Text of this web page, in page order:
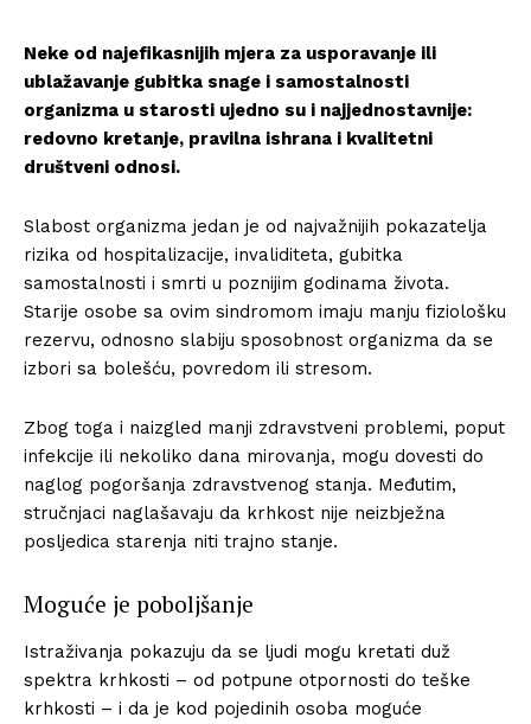
Neke od najefikasnijih mjera za usporavanje ili
ublažavanje gubitka snage i samostalnosti
organizma u starosti ujedno su i najjednostavnije:
redovno kretanje, pravilna ishrana i kvalitetni
društveni odnosi.
Slabost organizma jedan je od najvažnijih pokazatelja
rizika od hospitalizacije, invaliditeta, gubitka
samostalnosti i smrti u poznijim godinama života.
Starije osobe sa ovim sindromom imaju manju fiziološku
rezervu, odnosno slabiju sposobnost organizma da se
izbori sa bolešću, povredom ili stresom.
Zbog toga i naizgled manji zdravstveni problemi, poput
infekcije ili nekoliko dana mirovanja, mogu dovesti do
naglog pogoršanja zdravstvenog stanja. Međutim,
stručnjaci naglašavaju da krhkost nije neizbježna
posljedica starenja niti trajno stanje.
Moguće je poboljšanje
Istraživanja pokazuju da se ljudi mogu kretati duž
spektra krhkosti – od potpune otpornosti do teške
krhkosti – i da je kod pojedinih osoba moguće